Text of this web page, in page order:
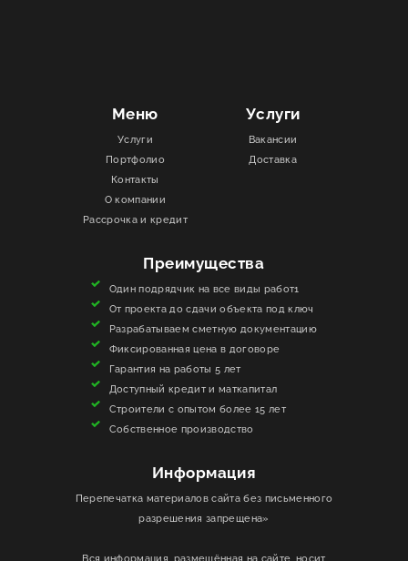
СТОИМОСТЬ
О КОМПАНИИ
ИНФОРМАЦИЯ
Меню
Услуги
Портфолио
Контакты
О компании
Рассрочка и кредит
Услуги
Вакансии
Доставка
Преимущества
Один подрядчик на все виды работ1
От проекта до сдачи объекта под ключ
Разрабатываем сметную документацию
Фиксированная цена в договоре
Гарантия на работы 5 лет
Доступный кредит и маткапитал
Строители с опытом более 15 лет
Собственное производство
Информация
Перепечатка материалов сайта без письменного
разрешения запрещена»
Вся информация, размещённая на сайте, носит